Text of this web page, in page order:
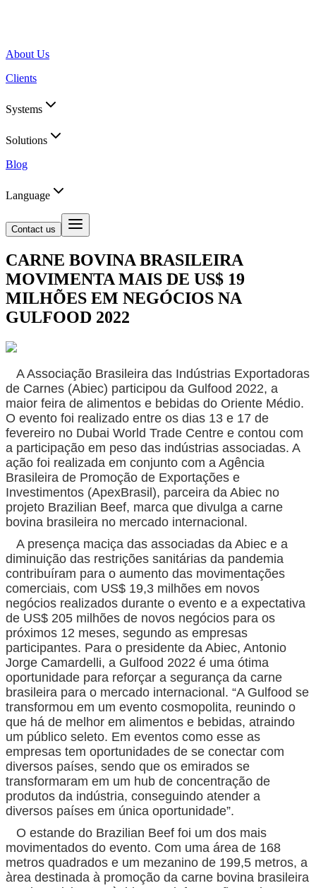
About Us
Clients
Systems
Solutions
Blog
Language
Contact us
CARNE BOVINA BRASILEIRA
MOVIMENTA MAIS DE US$ 19
MILHÕES EM NEGÓCIOS NA
GULFOOD 2022
A Associação Brasileira das Indústrias Exportadoras
de Carnes (Abiec) participou da Gulfood 2022, a
maior feira de alimentos e bebidas do Oriente Médio.
O evento foi realizado entre os dias 13 e 17 de
fevereiro no Dubai World Trade Centre e contou com
a participação em peso das indústrias associadas. A
ação foi realizada em conjunto com a Agência
Brasileira de Promoção de Exportações e
Investimentos (ApexBrasil), parceira da Abiec no
projeto Brazilian Beef, marca que divulga a carne
bovina brasileira no mercado internacional.
A presença maciça das associadas da Abiec e a
diminuição das restrições sanitárias da pandemia
contribuíram para o aumento das movimentações
comerciais, com US$ 19,3 milhões em novos
negócios realizados durante o evento e a expectativa
de US$ 205 milhões de novos negócios para os
próximos 12 meses, segundo as empresas
participantes. Para o presidente da Abiec, Antonio
Jorge Camardelli, a Gulfood 2022 é uma ótima
oportunidade para reforçar a segurança da carne
brasileira para o mercado internacional. “A Gulfood se
transformou em um evento cosmopolita, reunindo o
que há de melhor em alimentos e bebidas, atraindo
um público seleto. Em eventos como esse as
empresas tem oportunidades de se conectar com
diversos países, sendo que os emirados se
transformaram em um hub de concentração de
produtos da indústria, conseguindo atender a
diversos países em única oportunidade”.
O estande do Brazilian Beef foi um dos mais
movimentados do evento. Com uma área de 168
metros quadrados e um mezanino de 199,5 metros, a
àrea destinada à promoção da carne bovina brasileira